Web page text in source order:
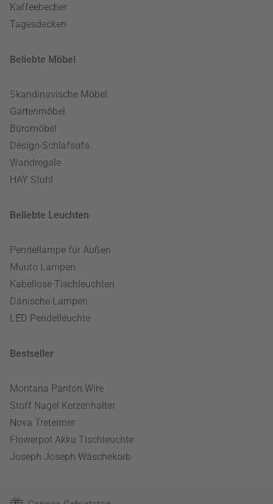
Kaffeebecher
Tagesdecken
Beliebte Möbel
Skandinavische Möbel
Gartenmöbel
Büromöbel
Design-Schlafsofa
Wandregale
HAY Stuhl
Beliebte Leuchten
Pendellampe für Außen
Muuto Lampen
Kabellose Tischleuchten
Dänische Lampen
LED Pendelleuchte
Bestseller
Montana Panton Wire
Stoff Nagel Kerzenhalter
Nova Treteimer
Flowerpot Akku Tischleuchte
Joseph Joseph Wäschekorb